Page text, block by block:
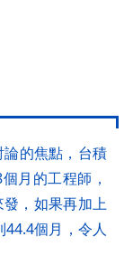
的焦點，台積
月的工程師，
，如果再加上
個月，令人